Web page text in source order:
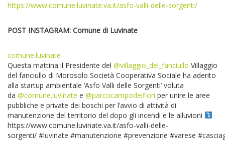
https://www.comune.luvinate.va.it/asfo-valli-delle-sorgenti/
POST INSTAGRAM: Comune di Luvinate
comune.luvinate
Questa mattina il Presidente del @villaggio_del_fanciullo Villaggio
del fanciullo di Morosolo Società Cooperativa Sociale ha aderito
alla startup ambientale ‘Asfo Valli delle Sorgenti’ voluta
da @comune.luvinate e @parcocampodeifiori per unire le aree
pubbliche e private dei boschi per l’avvio di attività di
manutenzione del territorio del dopo gli incendi e le alluvioni
https://www.comune.luvinate.va.it/asfo-valli-delle-
sorgenti/ #luvinate #manutenzione #prevenzione #varese